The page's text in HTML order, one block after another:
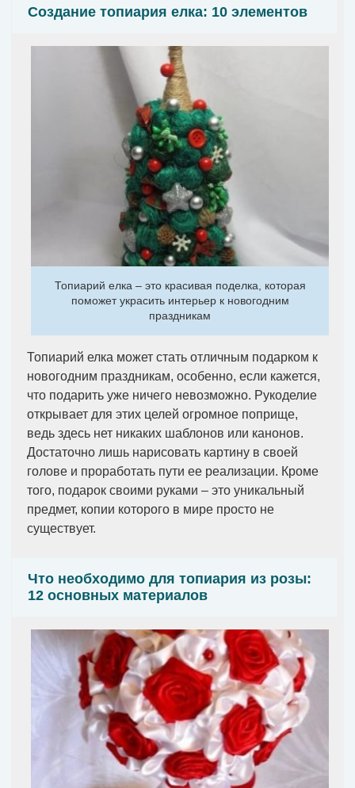
Создание топиария елка: 10 элементов
Топиарий елка – это красивая поделка, которая
поможет украсить интерьер к новогодним
праздникам
Топиарий елка может стать отличным подарком к
новогодним праздникам, особенно, если кажется,
что подарить уже ничего невозможно. Рукоделие
открывает для этих целей огромное поприще,
ведь здесь нет никаких шаблонов или канонов.
Достаточно лишь нарисовать картину в своей
голове и проработать пути ее реализации. Кроме
того, подарок своими руками – это уникальный
предмет, копии которого в мире просто не
существует.
Что необходимо для топиария из розы:
12 основных материалов